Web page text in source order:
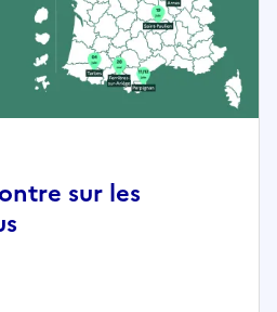
sur les